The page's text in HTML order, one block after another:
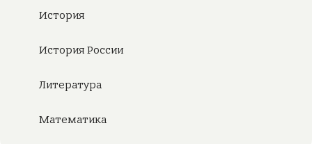
История
История России
Литература
Математика